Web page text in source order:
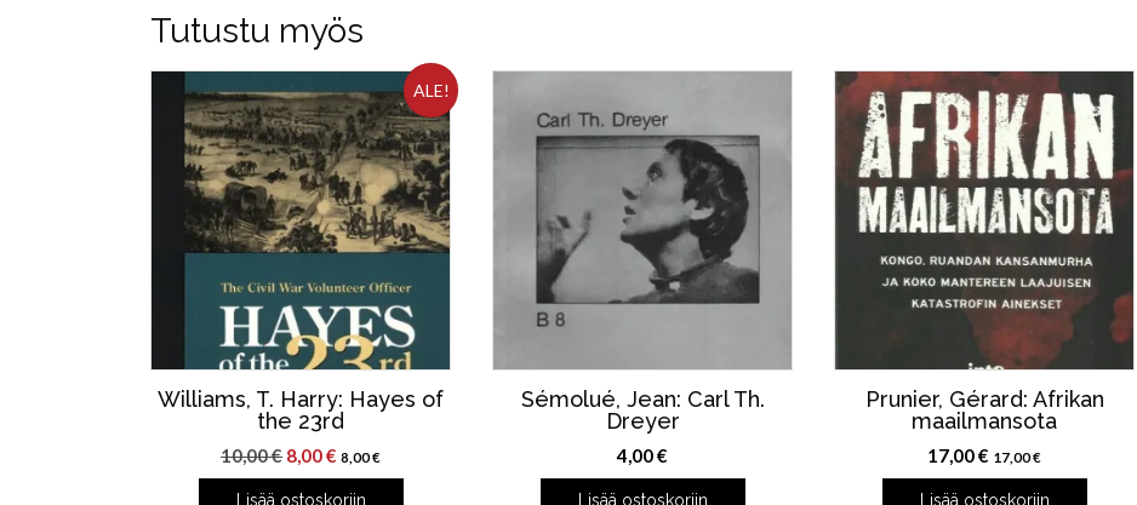
Tutustu myös
ALE!
Williams, T. Harry: Hayes of
the 23rd
10,00€ Alkuperäinen
hinta
8,00€ Nykyinen
hinta
8,00€
Lisää ostoskoriin
Sémolué, Jean: Carl Th.
Dreyer
4,00€
Lisää ostoskoriin
Prunier, Gérard: Afrikan
maailmansota
17,00€ 17,00€
Lisää ostoskoriin